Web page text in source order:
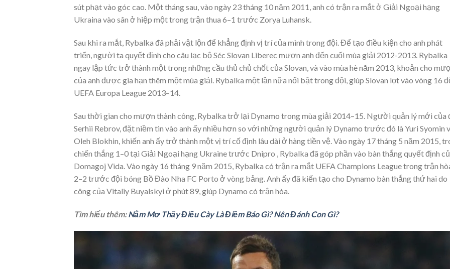
sút phạt vào góc cao. Một tháng sau, vào ngày 23 tháng 10 năm 2011, anh có trận ra mắt ở Giải Ngoại hạng
Ukraina vào sân ở hiệp một trong trận thua 6–1 trước Zorya Luhansk.
Sau khi ra mắt, Rybalka đã phải vật lộn để khẳng định vị trí của mình trong đội. Để tạo điều kiện cho anh phát
triển, người ta quyết định cho câu lạc bộ Séc Slovan Liberec mượn anh đến cuối mùa giải 2012-2013. Rybalka
ngay lập tức trở thành một trong những cầu thủ chủ chốt của Slovan, và vào mùa hè năm 2013, khoản cho
của anh được gia hạn thêm một mùa giải. Rybalka một lần nữa nổi bật trong đội, giúp Slovan lọt vào vòng 16
UEFA Europa League 2013–14.
Sau thời gian cho mượn thành công, Rybalka trở lại Dynamo trong mùa giải 2014–15. Người quản lý mới của
Serhii Rebrov, đặt niềm tin vào anh ấy nhiều hơn so với những người quản lý Dynamo trước đó là Yuri Syomin
Oleh Blokhin, khiến anh ấy trở thành một vị trí cố định lâu dài ở hàng tiền vệ. Vào ngày 17 tháng 5 năm 2015,
chiến thắng 1–0 tại Giải Ngoại hạng Ukraine trước Dnipro , Rybalka đã góp phần vào bàn thắng quyết định
Domagoj Vida. Vào ngày 16 tháng 9 năm 2015, Rybalka có trận ra mắt UEFA Champions League trong trận
2–2 trước đội bóng Bồ Đào Nha FC Porto ở vòng bảng. Anh ấy đã kiến tạo cho Dynamo bàn thắng thứ hai do
công của Vitaliy Buyalskyi ở phút 89, giúp Dynamo có trận hòa.
Tìm hiểu thêm:Nằm Mơ Thấy Điếu Cày Là Điềm Báo Gì? Nên Đánh Con Gì?